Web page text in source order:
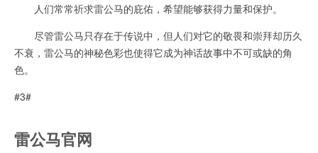
人们常常祈求雷公马的庇佑，希望能够获得力量和保护。
尽管雷公马只存在于传说中，但人们对它的敬畏和崇拜却历久
不衰，雷公马的神秘色彩也使得它成为神话故事中不可或缺的角
色。
#3#
雷公马官网